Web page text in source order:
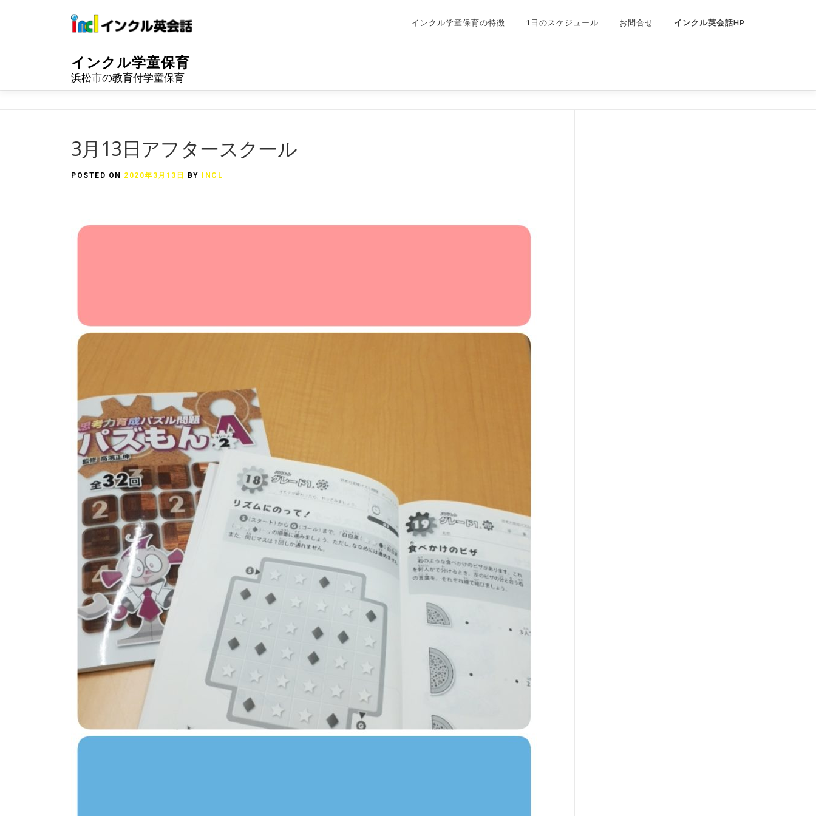
インクル学童保育
浜松市の教育付学童保育
インクル学童保育の特徴 1日のスケジュール お問合せ インクル英会話HP
3月13日アフタースクール
POSTED ON 2020年3月13日 BY INCL